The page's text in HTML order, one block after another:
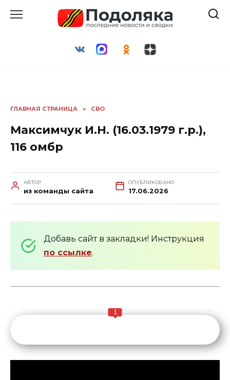
ГЛАВНАЯ СТРАНИЦА » СВО
Максимчук И.Н. (16.03.1979 г.р.),
116 омбр
АВТОР
из команды сайта
ОПУБЛИКОВАНО
17.06.2026
Добавь сайт в закладки! Инструкция
по ссылке.
1